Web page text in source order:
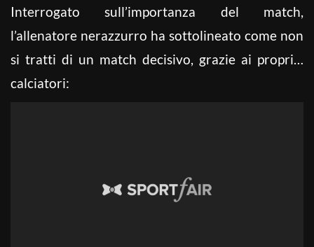
Interrogato sull’importanza del match,
l’allenatore nerazzurro ha sottolineato come non
si tratti di un match decisivo, grazie ai propri…
calciatori: